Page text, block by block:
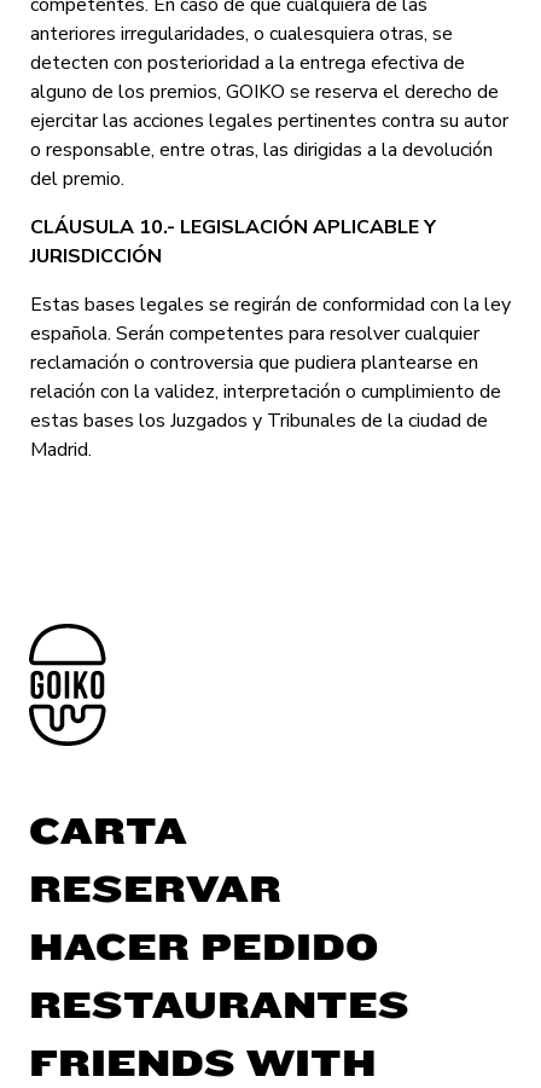
anteriores irregularidades, o cualesquiera otras, se
detecten con posterioridad a la entrega efectiva de
alguno de los premios, GOIKO se reserva el derecho de
ejercitar las acciones legales pertinentes contra su autor
o responsable, entre otras, las dirigidas a la devolución
del premio.
CLÁUSULA 10.- LEGISLACIÓN APLICABLE Y
JURISDICCIÓN
Estas bases legales se regirán de conformidad con la ley
española. Serán competentes para resolver cualquier
reclamación o controversia que pudiera plantearse en
relación con la validez, interpretación o cumplimiento de
estas bases los Juzgados y Tribunales de la ciudad de
Madrid.
CARTA
RESERVAR
HACER PEDIDO
RESTAURANTES
FRIENDS WITH